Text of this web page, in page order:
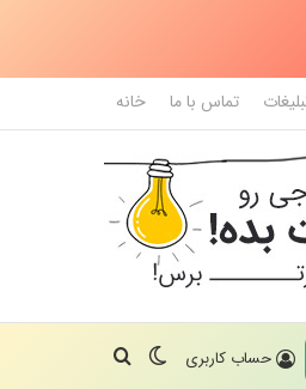
تماس با ما خانه
حساب کاربری تغییر پوسته
جستجو برای